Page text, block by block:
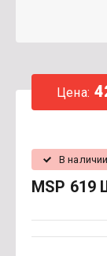
Цена:
MSP 619
В наличии